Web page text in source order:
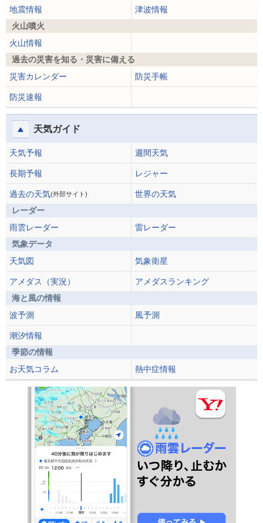
地震情報
津波情報
火山噴火
火山情報
過去の災害を知る・災害に備える
災害カレンダー
防災手帳
防災速報
天気ガイド
天気予報 週間天気
長期予報 レジャー
過去の天気(外部サイト)
世界の天気
レーダー
雨雲レーダー
雷レーダー
気象データ
天気図
気象衛星
アメダス（実況）
アメダスランキング
海と風の情報
波予測
風予測
潮汐情報
季節の情報
お天気コラム
熱中症情報